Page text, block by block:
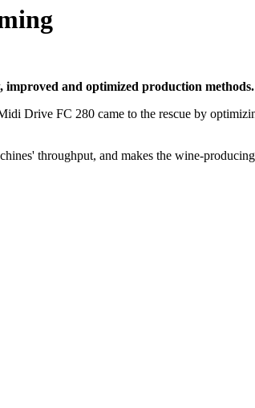
improved and optimized production methods.
Drive FC 280 came to the rescue by
throughput, and makes the wine-